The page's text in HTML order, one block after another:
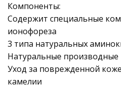
Компоненты:
Содержит специальные
ионофореза
3 типа натуральных
Натуральные производные
Уход за поврежденной
камелии